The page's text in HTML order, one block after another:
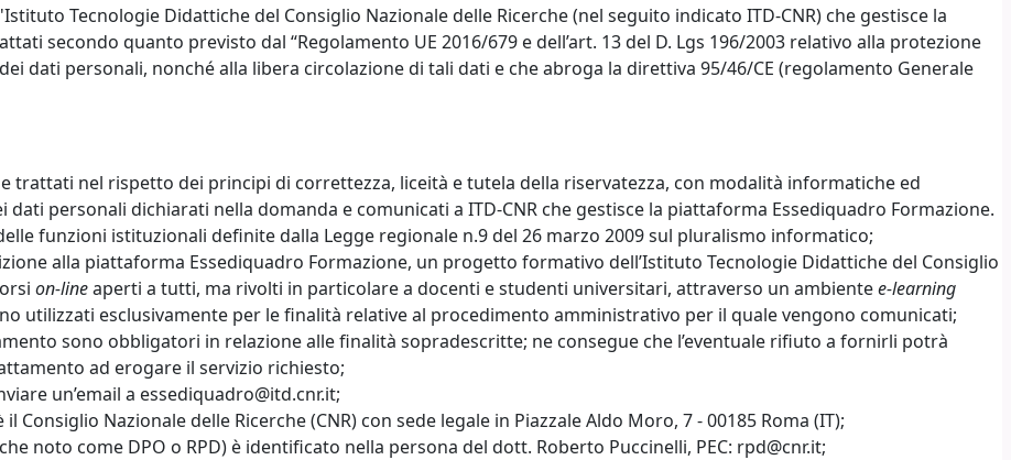
Tecnologie Didattiche del Consiglio Nazionale delle Ricerche (nel seguito indicato ITD-CNR) che gestisce la
secondo quanto previsto dal “Regolamento UE 2016/679 e dell’art. 13 del D. Lgs 196/2003 relativo alla protezione
dati personali, nonché alla libera circolazione di tali dati e che abroga la direttiva 95/46/CE (regolamento Generale
trattati nel rispetto dei principi di correttezza, liceità e tutela della riservatezza, con modalità informatiche ed
personali dichiarati nella domanda e comunicati a ITD-CNR che gestisce la piattaforma Essediquadro Formazione.
funzioni istituzionali definite dalla Legge regionale n.9 del 26 marzo 2009 sul pluralismo informatico;
alla piattaforma Essediquadro Formazione, un progetto formativo dell’Istituto Tecnologie Didattiche del Consiglio
on-lineaperti a tutti, ma rivolti in particolare a docenti e studenti universitari, attraverso un ambientee-learning
utilizzati esclusivamente per le finalità relative al procedimento amministrativo per il quale vengono comunicati;
sono obbligatori in relazione alle finalità sopradescritte; ne consegue che l’eventuale rifiuto a fornirli potrà
ad erogare il servizio richiesto;
un’email a essediquadro@itd.cnr.it;
Nazionale delle Ricerche (CNR) con sede legale in Piazzale Aldo Moro, 7 - 00185 Roma (IT);
noto come DPO o RPD) è identificato nella persona del dott. Roberto Puccinelli, PEC: rpd@cnr.it;